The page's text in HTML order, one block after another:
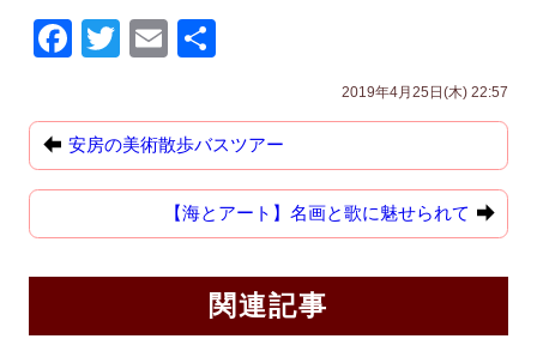
F
c
e
b
o
o
T
tt
er
E
ail
2019年4月25日(木) 22:57
安房の美術散歩バスツアー
【海とアート】名画と歌に魅せられて
関連記事